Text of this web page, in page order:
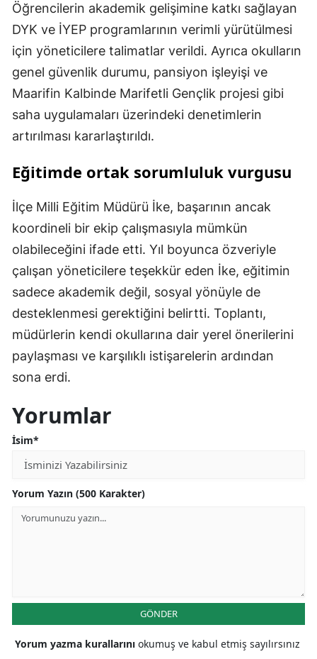
Öğrencilerin akademik gelişimine katkı sağlayan
DYK ve İYEP programlarının verimli yürütülmesi
için yöneticilere talimatlar verildi. Ayrıca okulların
genel güvenlik durumu, pansiyon işleyişi ve
Maarifin Kalbinde Marifetli Gençlik projesi gibi
saha uygulamaları üzerindeki denetimlerin
artırılması kararlaştırıldı.
Eğitimde ortak sorumluluk vurgusu
İlçe Milli Eğitim Müdürü İke, başarının ancak
koordineli bir ekip çalışmasıyla mümkün
olabileceğini ifade etti. Yıl boyunca özveriyle
çalışan yöneticilere teşekkür eden İke, eğitimin
sadece akademik değil, sosyal yönüyle de
desteklenmesi gerektiğini belirtti. Toplantı,
müdürlerin kendi okullarına dair yerel önerilerini
paylaşması ve karşılıklı istişarelerin ardından
sona erdi.
Yorumlar
İsim*
Yorum Yazın (500 Karakter)
GÖNDER
Yorum yazma kurallarını okumuş ve kabul etmiş sayılırsınız